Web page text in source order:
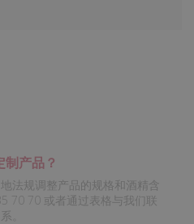
制产品？
法规调整产品的规格和酒精含
70 70 或者通过表格与我们联
系。